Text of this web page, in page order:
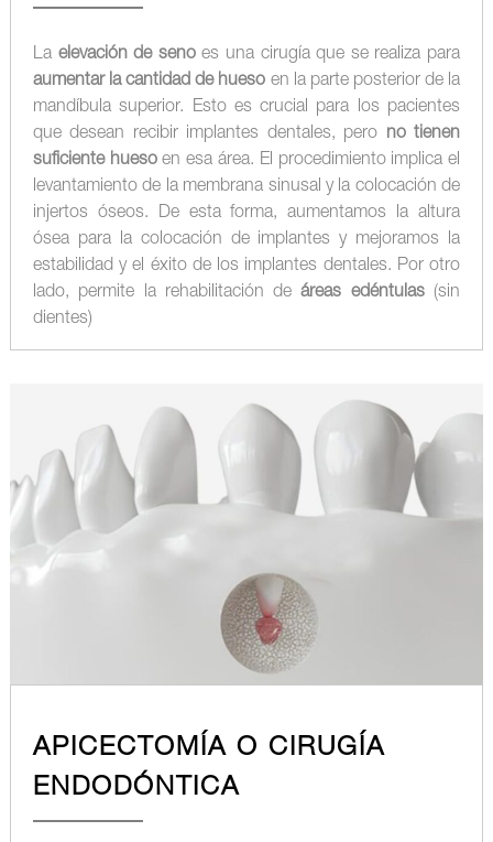
La elevación de senoes una cirugía que se realiza para
aumentar la cantidad de hueso en la parte posterior de la
mandíbula superior. Esto es crucial para los pacientes
que desean recibir implantes dentales, pero no tienen
suficiente huesoen esa área. El procedimiento implica el
levantamiento de la membrana sinusal y la colocación de
injertos óseos. De esta forma, aumentamos la altura
ósea para la colocación de implantes y mejoramos la
estabilidad y el éxito de los implantes dentales. Por otro
lado, permite la rehabilitación deáreas edéntulas(sin
dientes)
APICECTOMÍA O CIRUGÍA
ENDODÓNTICA